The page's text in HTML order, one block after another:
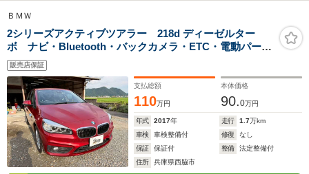
ＢＭＷ
2シリーズアクティブツアラー 218d ディーゼルター
ボ ナビ・Bluetooth・バックカメラ・ETC・電動パーキ
ング・シートヒーター
販売店保証
支払総額
110万円
本体価格
90.0万円
年式 2017年 走行 1.7万km
車検
車検整備付 修復
なし
保証
保証付 整備
法定整備付
住所
兵庫県西脇市